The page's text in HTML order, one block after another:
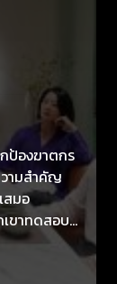
ป้องฆาตกร
วามสำคัญ
สมอ
ขาทดสอบ